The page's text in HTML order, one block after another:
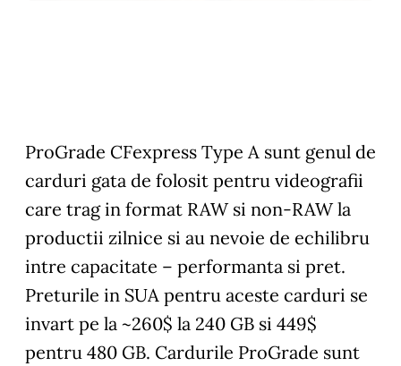
ProGrade CFexpress Type A sunt genul de
carduri gata de folosit pentru videografii
care trag in format RAW si non-RAW la
productii zilnice si au nevoie de echilibru
intre capacitate – performanta si pret.
Preturile in SUA pentru aceste carduri se
invart pe la ~260$ la 240 GB si 449$
pentru 480 GB. Cardurile ProGrade sunt